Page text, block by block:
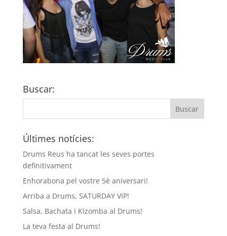
Buscar:
Últimes notícies:
Drums Reus ha tancat les seves portes
definitivament
Enhorabona pel vostre 5è aniversari!
Arriba a Drums, SATURDAY VIP!
Salsa, Bachata i Kizomba al Drums!
La teva festa al Drums!